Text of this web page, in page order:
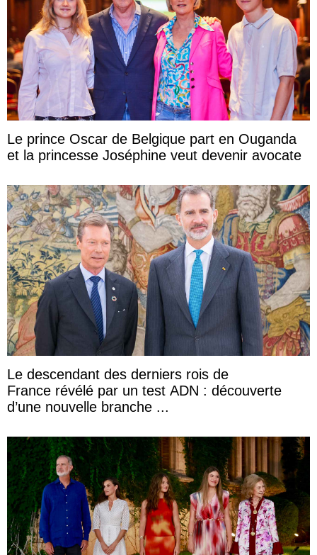
Le prince Oscar de Belgique part en Ouganda
et la princesse Joséphine veut devenir avocate
Le descendant des derniers rois de
France révélé par un test ADN : découverte
d’une nouvelle branche ...